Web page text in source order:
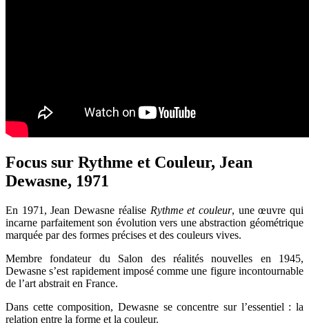
Focus sur Rythme et Couleur, Jean
Dewasne, 1971
En 1971, Jean Dewasne réalise Rythme et couleur, une œuvre qui
incarne parfaitement son évolution vers une abstraction géométrique
marquée par des formes précises et des couleurs vives.
Membre fondateur du Salon des réalités nouvelles en 1945,
Dewasne s’est rapidement imposé comme une figure incontournable
de l’art abstrait en France.
Dans cette composition, Dewasne se concentre sur l’essentiel : la
relation entre la forme et la couleur.